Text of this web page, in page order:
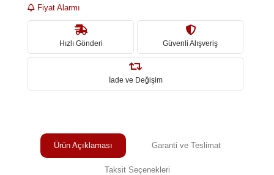
Fiyat Alarmı
Hızlı Gönderi Güvenli Alışveriş
İade ve Değişim
Ürün Açıklaması Garanti ve Teslimat
Taksit Seçenekleri